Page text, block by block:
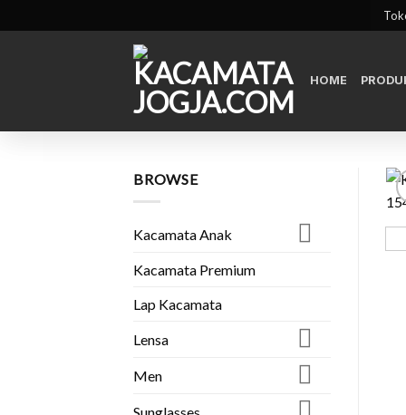
to
HOME
BROWSE
Kacamata Anak
Kacamata Premium
Lap Kacamata
Lensa
Men